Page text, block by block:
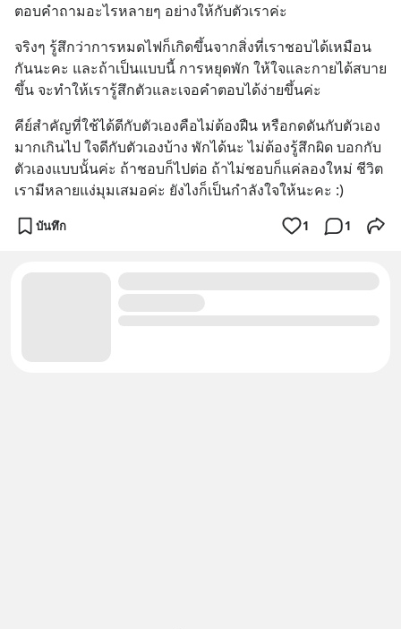
ตอบคำถามอะไรหลายๆ อย่างให้กับตัวเราค่ะ
จริงๆ รู้สึกว่าการหมดไฟก็เกิดขึ้นจากสิ่งที่เราชอบได้เหมือน
กันนะคะ และถ้าเป็นแบบนี้ การหยุดพัก ให้ใจและกายได้สบาย
ขึ้น จะทำให้เรารู้สึกตัวและเจอคำตอบได้ง่ายขึ้นค่ะ
คีย์สำคัญ​ที่ใช้ได้ดีกับตัวเองคือไม่ต้องฝืน หรือกดดันกับตัวเอง
มากเกินไป ใจดีกับตัวเองบ้าง พักได้นะ ไม่ต้องรู้สึกผิด บอกกับ
ตัวเองแบบนั้นค่ะ ถ้าชอบก็ไปต่อ ถ้าไม่ชอบก็แค่ลองใหม่ ชีวิต
เรามีหลายแง่มุมเสมอค่ะ ยังไงก็เป็นกำลังใจให้นะคะ :)​
บันทึก 1 1